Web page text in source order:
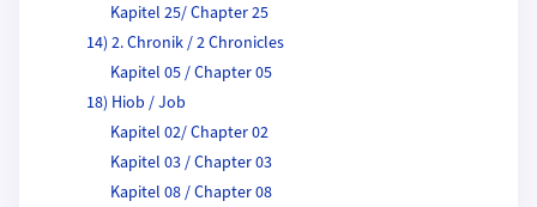
Kapitel 25/ Chapter 25
14) 2. Chronik / 2 Chronicles
Kapitel 05 / Chapter 05
18) Hiob / Job
Kapitel 02/ Chapter 02
Kapitel 03 / Chapter 03
Kapitel 08 / Chapter 08